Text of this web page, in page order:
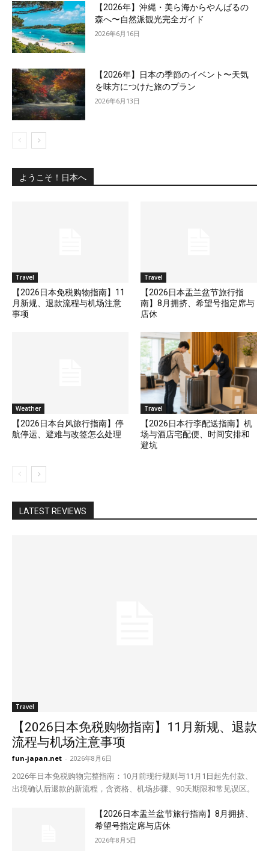
【2026年】沖縄・美ら海からやんばるの
森へ〜自然派観光完全ガイド
2026年6月16日
【2026年】日本の季節のイベント〜天気
を味方につけた旅のプラン
2026年6月13日
ようこそ！日本へ
Travel
【2026日本免税购物指南】11
月新规、退款流程与机场注意
事项
Travel
【2026日本盂兰盆节旅行指
南】8月拥挤、希望号指定席与
店休
Weather
【2026日本台风旅行指南】停
航停运、避难与改签怎么处理
Travel
【2026日本行李配送指南】机
场与酒店宅配便、时间安排和
避坑
LATEST REVIEWS
Travel
【2026日本免税购物指南】11月新规、退款
流程与机场注意事项
fun-japan.net - 2026年8月6日
2026年日本免税购物完整指南：10月前现行规则与11月1日起先付款、
出境确认后退款的新流程，含资格、机场步骤、90天期限和常见误区。
【2026日本盂兰盆节旅行指南】8月拥挤、
希望号指定席与店休
2026年8月5日